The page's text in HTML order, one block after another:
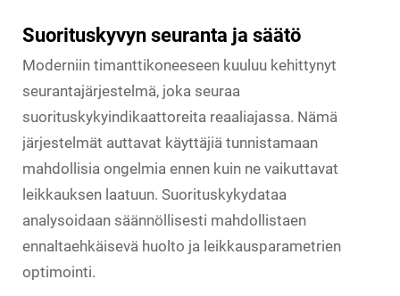
Suorituskyvyn seuranta ja säätö
Moderniin timanttikoneeseen kuuluu kehittynyt
seurantajärjestelmä, joka seuraa
suorituskykyindikaattoreita reaaliajassa. Nämä
järjestelmät auttavat käyttäjiä tunnistamaan
mahdollisia ongelmia ennen kuin ne vaikuttavat
leikkauksen laatuun. Suorituskykydataa
analysoidaan säännöllisesti mahdollistaen
ennaltaehkäisevä huolto ja leikkausparametrien
optimointi.